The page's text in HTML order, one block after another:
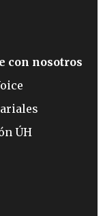
con nosotros
ÚH